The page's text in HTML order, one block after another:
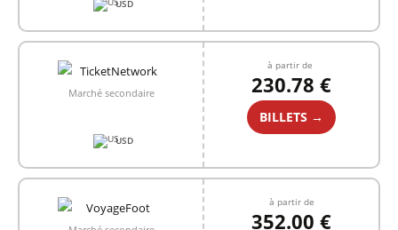
USD
Marché secondaire
USD
à partir de
230.78 €
BILLETS →
à partir de
352.00 €